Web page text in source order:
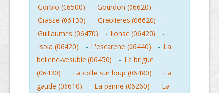
Gorbio (06500)
- Gourdon (06620)
-
Grasse (06130)
- Greolieres (06620)
-
Guillaumes (06470)
- Ilonse (06420)
-
Isola (06420)
- L'escarene (06440) - La
bollene-vesubie (06450)
- La brigue
(06430)
- La colle-sur-loup (06480) - La
gaude (06610)
- La penne (06260) - La